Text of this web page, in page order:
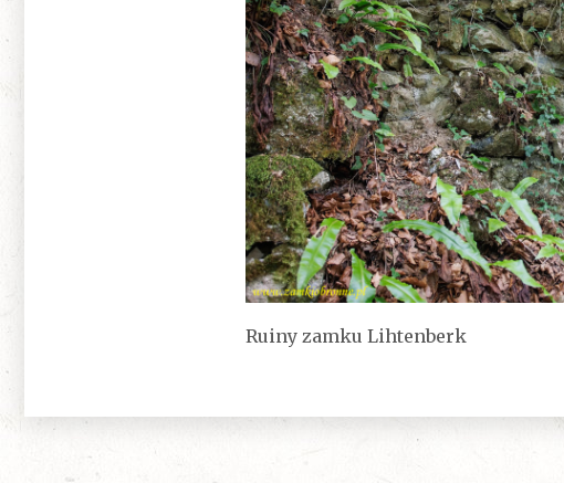
Ruiny zamku Lihtenberk